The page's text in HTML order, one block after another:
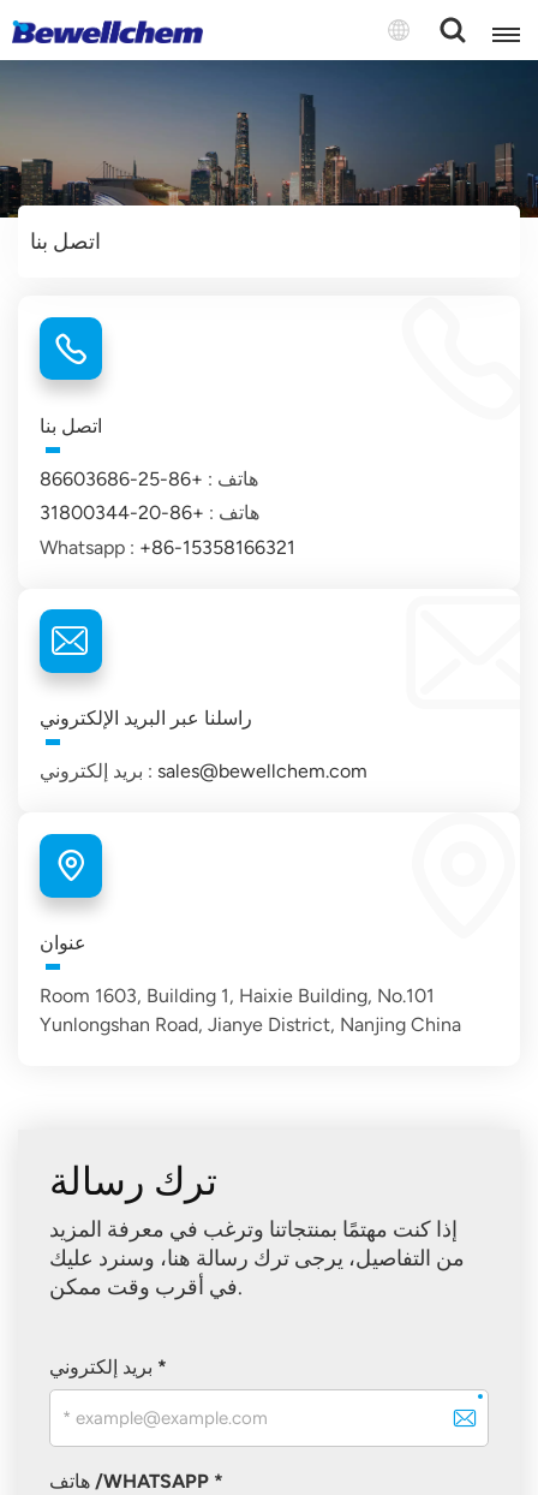
English
Русский
اتصل بنا
اتصل بنا
هاتف : +86-25-86603686
هاتف : +86-20-31800344
Whatsapp : +86-15358166321
راسلنا عبر البريد الإلكتروني
بريد إلكتروني : sales@bewellchem.com
عنوان
Room 1603, Building 1, Haixie Building, No.101
Yunlongshan Road, Jianye District, Nanjing China
ترك رسالة
إذا كنت مهتمًا بمنتجاتنا وترغب في معرفة المزيد
من التفاصيل، يرجى ترك رسالة هنا، وسنرد عليك
في أقرب وقت ممكن.
بريد إلكتروني *
هاتف /WHATSAPP *